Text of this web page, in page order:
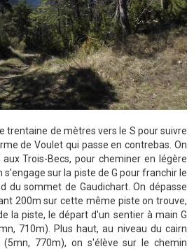
trentaine de mètres vers le S pour suivre
de Voulet qui passe en contrebas. On
Trois-Becs, pour cheminer en légère
s'engage sur la piste de G pour franchir le
du sommet de Gaudichart. On dépasse
200m sur cette même piste on trouve,
la piste, le départ d'un sentier à main G
710m). Plus haut, au niveau du cairn
770m), on s'élève sur le chemin